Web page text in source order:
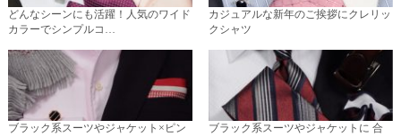
どんなシーンにも活躍！人気のワイド
カラーでシンプルコ…
カジュアルな新年のご挨拶にクレリッ
クシャツ
ブラック系スーツやジャケット×ピン
ブラック系スーツやジャケットに 合